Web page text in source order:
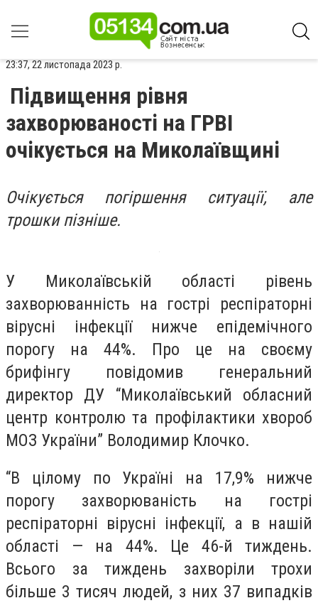
23:37, 22 листопада 2023 р.
Підвищення рівня
захворюваності на ГРВІ
очікується на Миколаївщині
Очікується погіршення ситуації, але
трошки пізніше.
У Миколаївській області рівень
захворюванність на гострі респіраторні
вірусні інфекції нижче епідемічного
порогу на 44%. Про це на своєму
брифінгу повідомив генеральний
директор ДУ “Миколаївський обласний
центр контролю та профілактики хвороб
МОЗ України” Володимир Клочко.
“В цілому по Україні на 17,9% нижче
порогу захворюваність на гострі
респіраторні вірусні інфекції, а в нашій
області — на 44%. Це 46-й тиждень.
Всього за тиждень захворіли трохи
більше 3 тисяч людей, з них 37 випадків